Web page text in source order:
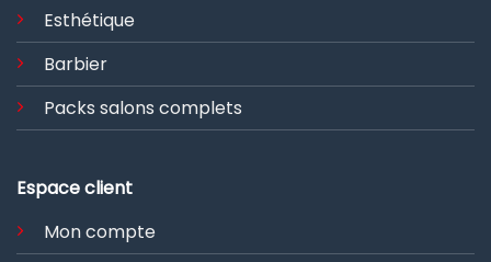
Esthétique
Barbier
Packs salons complets
Espace client
Mon compte